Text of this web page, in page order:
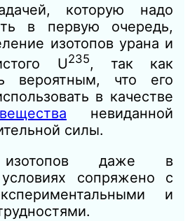
которую надо
в первую очередь,
изотопов урана и
U235, так как
вероятным, что его
в качестве
вещества невиданной
силы.
изотопов даже в
сопряжено с
и